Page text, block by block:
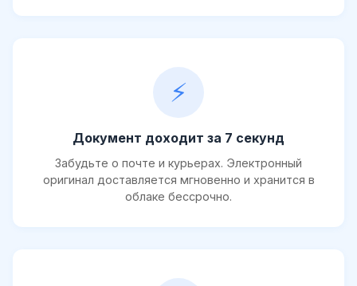
⚡
Документ доходит за 7 секунд
Забудьте о почте и курьерах. Электронный
оригинал доставляется мгновенно и хранится в
облаке бессрочно.